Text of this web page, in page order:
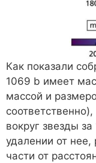
Как показали
1069 b имеет
массой и
вокруг звезды
удалении от
части от